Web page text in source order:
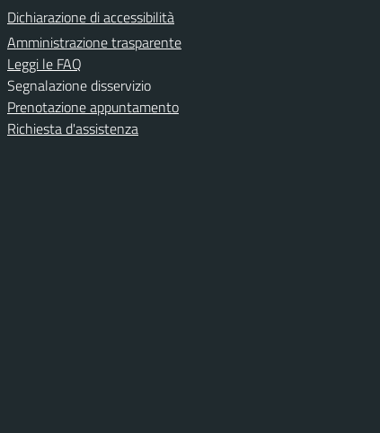
Dichiarazione di accessibilità
Amministrazione trasparente
Leggi le FAQ
Segnalazione disservizio
Prenotazione appuntamento
Richiesta d'assistenza